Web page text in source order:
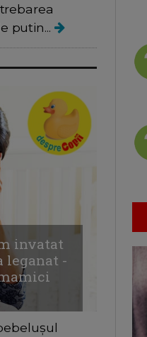
putin...
invatat
leganat -